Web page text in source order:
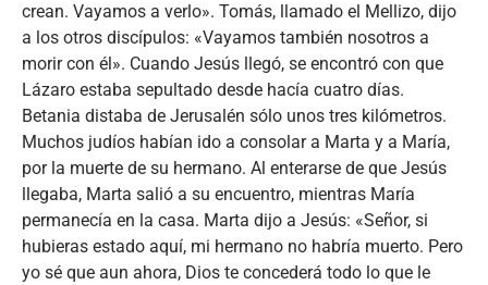
crean. Vayamos a verlo». Tomás, llamado el Mellizo, dijo
a los otros discípulos: «Vayamos también nosotros a
morir con él». Cuando Jesús llegó, se encontró con que
Lázaro estaba sepultado desde hacía cuatro días.
Betania distaba de Jerusalén sólo unos tres kilómetros.
Muchos judíos habían ido a consolar a Marta y a María,
por la muerte de su hermano. Al enterarse de que Jesús
llegaba, Marta salió a su encuentro, mientras María
permanecía en la casa. Marta dijo a Jesús: «Señor, si
hubieras estado aquí, mi hermano no habría muerto. Pero
yo sé que aun ahora, Dios te concederá todo lo que le